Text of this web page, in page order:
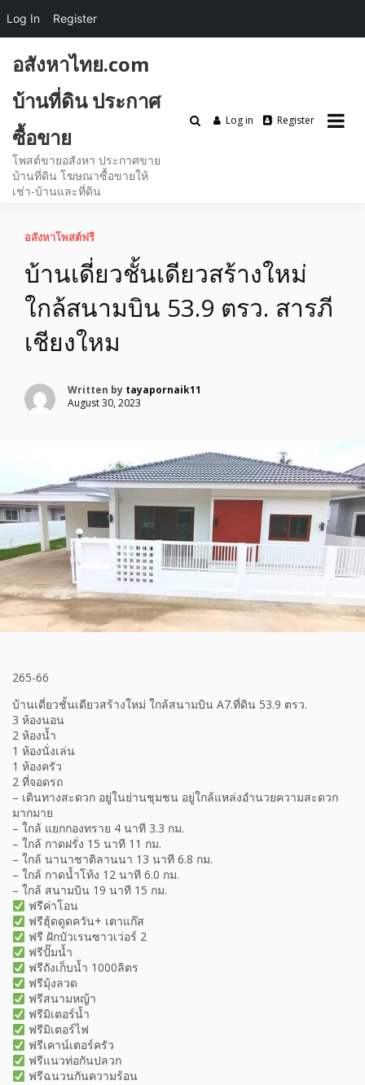
content
อสังหาไทย.com
บ้านที่ดิน ประกาศ
ซื้อขาย
โพสต์ขายอสังหา ประกาศขาย
บ้านที่ดิน โฆษณาซื้อขายให้
เช่า-บ้านและที่ดิน
Log in Register
อสังหาโพสต์ฟรี
บ้านเดี่ยวชั้นเดียวสร้างใหม่
ใกล้สนามบิน 53.9 ตรว. สารภี
เชียงใหม
Written by tayapornaik11
August 30, 2023
265-66
บ้านเดี่ยวชั้นเดียวสร้างใหม่ ใกล้สนามบิน A7.ที่ดิน 53.9 ตรว.
3 ห้องนอน
2 ห้องน้ำ
1 ห้องนั่งเล่น
1 ห้องครัว
2 ที่จอดรถ
– เดินทางสะดวก อยู่ในย่านชุมชน อยู่ใกล้แหล่งอำนวยความสะดวก
มากมาย
– ใกล้ แยกกองทราย 4 นาที 3.3 กม.
– ใกล้ กาดฝรั่ง 15 นาที 11 กม.
– ใกล้ นานาชาติลานนา 13 นาที 6.8 กม.
– ใกล้ กาดน้ำโท้ง 12 นาที 6.0 กม.
– ใกล้ สนามบิน 19 นาที 15 กม.
ฟรีค่าโอน
ฟรีฮุ้ดดูดควัน+ เตาแก๊ส
ฟรี ฝักบัวเรนซาวเว่อร์ 2
ฟรีปั๊มน้ำ
ฟรีถังเก็บน้ำ 1000ลิตร
ฟรีมุ้งลวด
ฟรีสนามหญ้า
ฟรีมิเตอร์น้ำ
ฟรีมิเตอร์ไฟ
ฟรีเคาน์เตอร์ครัว
ฟรีแนวท่อกันปลวก
ฟรีฉนวนกันความร้อน
Log In Register